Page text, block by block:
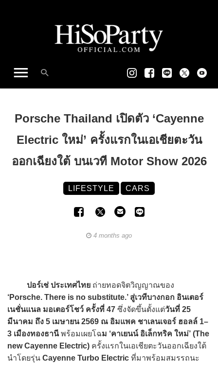
Porsche Thailand เปิดตัว ‘Cayenne
Electric ใหม่’ ครั้งแรกในเอเชียตะวัน
ออกเฉียงใต้ บนเวที Motor Show 2026
LIFESTYLE CARS
4 months ago
ปอร์เช่ ประเทศไทย ถ่ายทอดจิตวิญญาณของ
‘Porsche. There is no substitute.’ สู่เวทีบางกอก อินเตอร์
เนชั่นแนล มอเตอร์โชว์ ครั้งที่ 47 ซึ่งจัดขึ้นตั้งแต่วันที่ 25
มีนาคม ถึง 5 เมษายน 2569 ณ อิมแพค ชาเลนเจอร์ ฮอลล์ 1–
3 เมืองทองธานีพร้อมเผยโฉม ‘คาเยนน์ อิเล็กทริค ใหม่’ (The
new Cayenne Electric) ครั้งแรกในเอเชียตะวันออกเฉียงใต้
นำโดยรุ่น Cayenne Turbo Electric ที่มาพร้อมสมรรถนะ